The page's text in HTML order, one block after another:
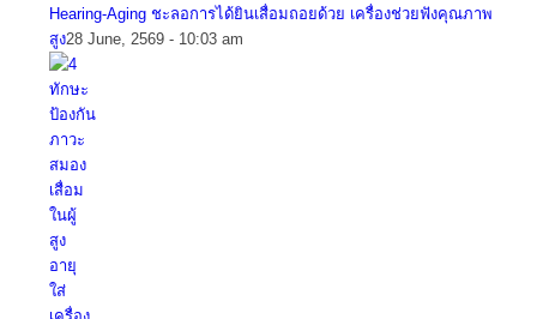
Hearing-Aging ชะลอการได้ยินเสื่อมถอยด้วย เครื่องช่วยฟังคุณภาพ
สูง28 June, 2569 - 10:03 am